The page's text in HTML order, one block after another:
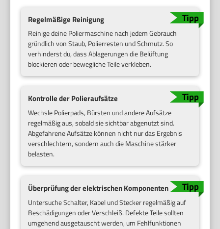
Regelmäßige Reinigung
Reinige deine Poliermaschine nach jedem Gebrauch
gründlich von Staub, Polierresten und Schmutz. So
verhinderst du, dass Ablagerungen die Belüftung
blockieren oder bewegliche Teile verkleben.
Kontrolle der Polieraufsätze
Wechsle Polierpads, Bürsten und andere Aufsätze
regelmäßig aus, sobald sie sichtbar abgenutzt sind.
Abgefahrene Aufsätze können nicht nur das Ergebnis
verschlechtern, sondern auch die Maschine stärker
belasten.
Überprüfung der elektrischen Komponenten
Untersuche Schalter, Kabel und Stecker regelmäßig auf
Beschädigungen oder Verschleiß. Defekte Teile sollten
umgehend ausgetauscht werden, um Fehlfunktionen